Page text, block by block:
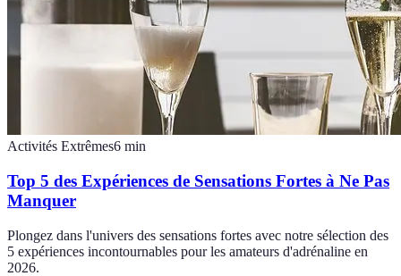
Activités Extrêmes6 min
Top 5 des Expériences de Sensations Fortes à Ne Pas
Manquer
Plongez dans l'univers des sensations fortes avec notre sélection des
5 expériences incontournables pour les amateurs d'adrénaline en
2026.